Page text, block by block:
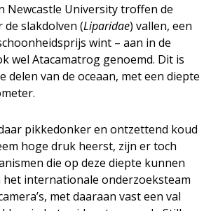
Newcastle University troffen de
de slakdolven (Liparidae) vallen, een
wint – aan in de
wel Atacamatrog genoemd. Dit is
delen van de oceaan, met een diepte
pikkedonker en ontzettend koud
hoge druk heerst, zijn er toch
die op deze diepte kunnen
het internationale onderzoeksteam
met daaraan vast een val